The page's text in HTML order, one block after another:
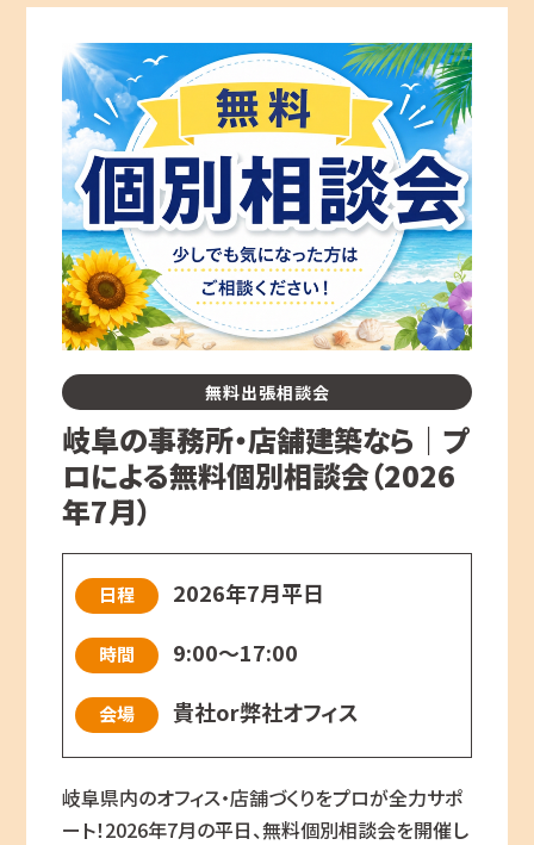
無料出張相談会
岐阜の事務所・店舗建築なら｜プ
ロによる無料個別相談会（2026
年7月）
日程 2026年7月平日
時間 9:00～17:00
会場 貴社or弊社オフィス
岐阜県内のオフィス・店舗づくりをプロが全力サポ
ート！2026年7月の平日、無料個別相談会を開催し